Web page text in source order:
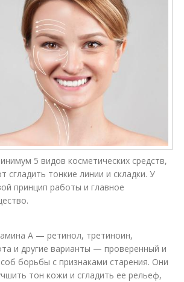
5 видов косметических средств,
сгладить тонкие линии и складки. У
принцип работы и главное
А — ретинол, третиноин,
и другие варианты — проверенный и
борьбы с признаками старения. Они
тон кожи и сгладить ее рельеф,